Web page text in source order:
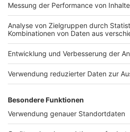
Nutzungsbedingungen
Jobs
Presse
Werben
Archiv
ANTENNE BAYERN GROUP